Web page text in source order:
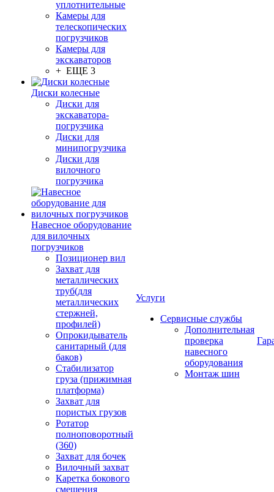
уплотнительные
Камеры для
телескопических
погрузчиков
Камеры для
экскаваторов
+ ЕЩЕ 3
Диски колесные
Диски для
экскаватора-
погрузчика
Диски для
минипогрузчика
Диски для
вилочного
погрузчика
Навесное оборудование
для вилочных
погрузчиков
Позиционер вил
Захват для
металлических
труб(для
металлических
стержней,
профилей)
Опрокидыватель
санитарный (для
баков)
Стабилизатор
груза (прижимная
платформа)
Захват для
пористых грузов
Ротатор
полноповоротный
(360)
Захват для бочек
Вилочный захват
Каретка бокового
смещения
Услуги
Сервисные службы
Дополнительная
проверка
навесного
оборудования
Монтаж шин